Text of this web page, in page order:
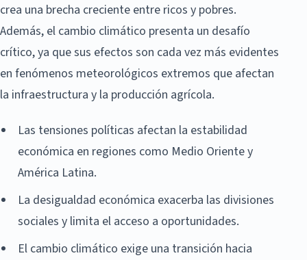
crea una brecha creciente entre ricos y pobres.
Además, el cambio climático presenta un desafío
crítico, ya que sus efectos son cada vez más evidentes
en fenómenos meteorológicos extremos que afectan
la infraestructura y la producción agrícola.
Las tensiones políticas afectan la estabilidad
económica en regiones como Medio Oriente y
América Latina.
La desigualdad económica exacerba las divisiones
sociales y limita el acceso a oportunidades.
El cambio climático exige una transición hacia